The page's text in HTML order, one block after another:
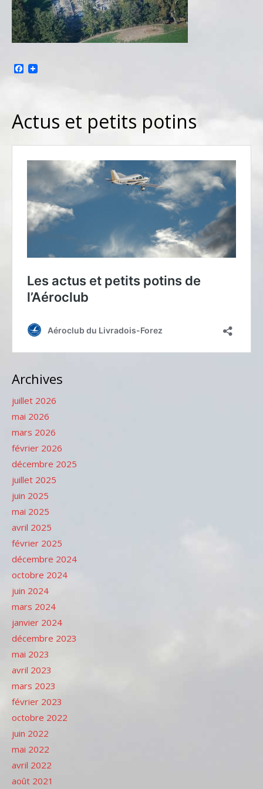
Facebook
Actus et petits potins
Archives
juillet 2026
mai 2026
mars 2026
février 2026
décembre 2025
juillet 2025
juin 2025
mai 2025
avril 2025
février 2025
décembre 2024
octobre 2024
juin 2024
mars 2024
janvier 2024
décembre 2023
mai 2023
avril 2023
mars 2023
février 2023
octobre 2022
juin 2022
mai 2022
avril 2022
août 2021